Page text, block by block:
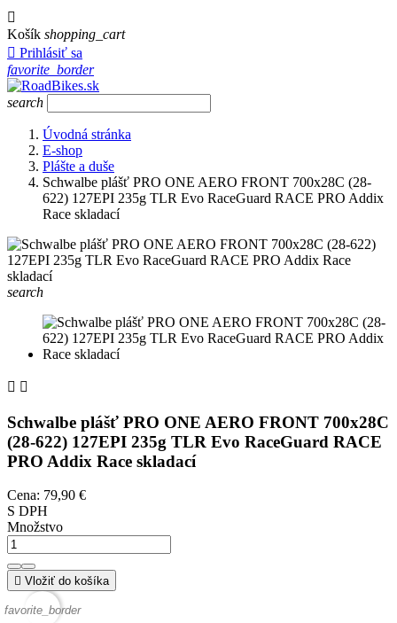

Košík shopping_cart
 Prihlásiť sa
favorite_border
search
Úvodná stránka
E-shop
Plášte a duše
Schwalbe plášť PRO ONE AERO FRONT 700x28C (28-
622) 127EPI 235g TLR Evo RaceGuard RACE PRO Addix
Race skladací
search
 
Schwalbe plášť PRO ONE AERO FRONT 700x28C
(28-622) 127EPI 235g TLR Evo RaceGuard RACE
PRO Addix Race skladací
Cena: 79,90 €
S DPH
Množstvo
 Vložiť do košíka
favorite_border